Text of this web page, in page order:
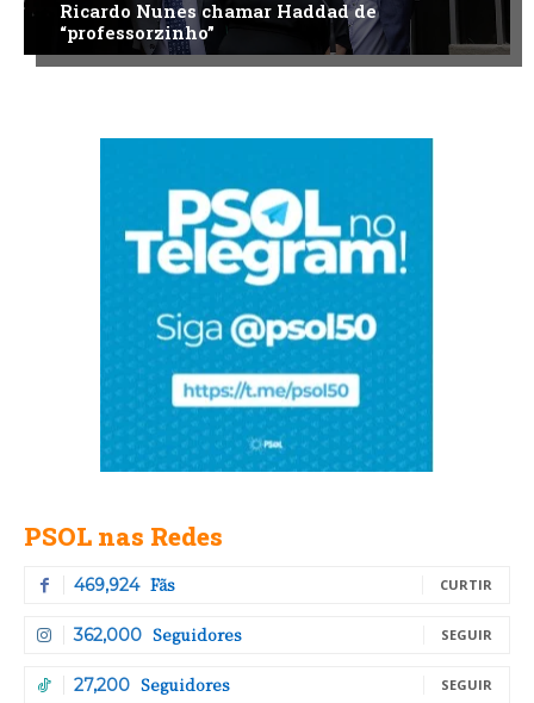
Ricardo Nunes chamar Haddad de
“professorzinho”
PSOL nas Redes
469,924 Fãs CURTIR
362,000 Seguidores SEGUIR
27,200 Seguidores SEGUIR